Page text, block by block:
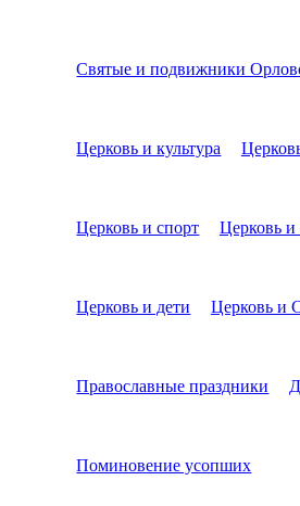
Святые и подвижники
Церковь и культура
Церковь и спорт Церковь и
Церковь и дети Церковь и
Православные праздники
Поминовение усопших